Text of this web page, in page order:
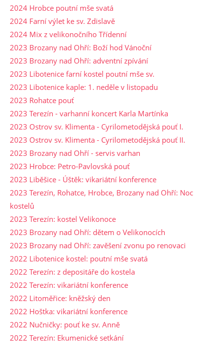
2024 Hrobce poutní mše svatá
2024 Farní výlet ke sv. Zdislavě
2024 Mix z velikonočního Třídenní
2023 Brozany nad Ohří: Boží hod Vánoční
2023 Brozany nad Ohří: adventní zpívání
2023 Libotenice farní kostel poutní mše sv.
2023 Libotenice kaple: 1. neděle v listopadu
2023 Rohatce pouť
2023 Terezín - varhanní koncert Karla Martínka
2023 Ostrov sv. Klimenta - Cyrilometodějská pouť I.
2023 Ostrov sv. Klimenta - Cyrilometodějská pouť II.
2023 Brozany nad Ohří - servis varhan
2023 Hrobce: Petro-Pavlovská pouť
2023 Liběšice - Úštěk: vikariátní konference
2023 Terezín, Rohatce, Hrobce, Brozany nad Ohří: Noc
kostelů
2023 Terezín: kostel Velikonoce
2023 Brozany nad Ohří: dětem o Velikonocích
2023 Brozany nad Ohří: zavěšení zvonu po renovaci
2022 Libotenice kostel: poutní mše svatá
2022 Terezín: z depositáře do kostela
2022 Terezín: vikariátní konference
2022 Litoměřice: kněžský den
2022 Hoštka: vikariátní konference
2022 Nučničky: pouť ke sv. Anně
2022 Terezín: Ekumenické setkání